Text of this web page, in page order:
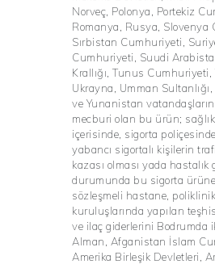
Norveç, Polonya, Portekiz
Romanya, Rusya, Slovenya
Sırbistan Cumhuriyeti,
Cumhuriyeti, Suudi
Krallığı, Tunus
Ukrayna, Umman
ve Yunanistan
mecburi olan bu ürün;
içerisinde, sigorta poliçesinde
yabancı sigortalı kişilerin
kazası olması yada hastalık
durumunda bu sigorta ürüne
sözleşmeli hastane,
kuruluşlarında yapılan
ve ilaç giderlerini Bodrumda
Alman, Afganistan İslam
Amerika Birleşik Devletleri,